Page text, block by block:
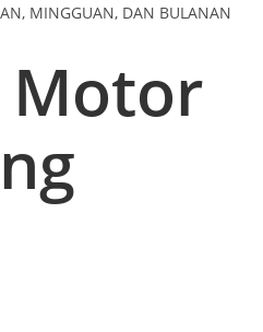
MINGGUAN, DAN BULANAN
Motor